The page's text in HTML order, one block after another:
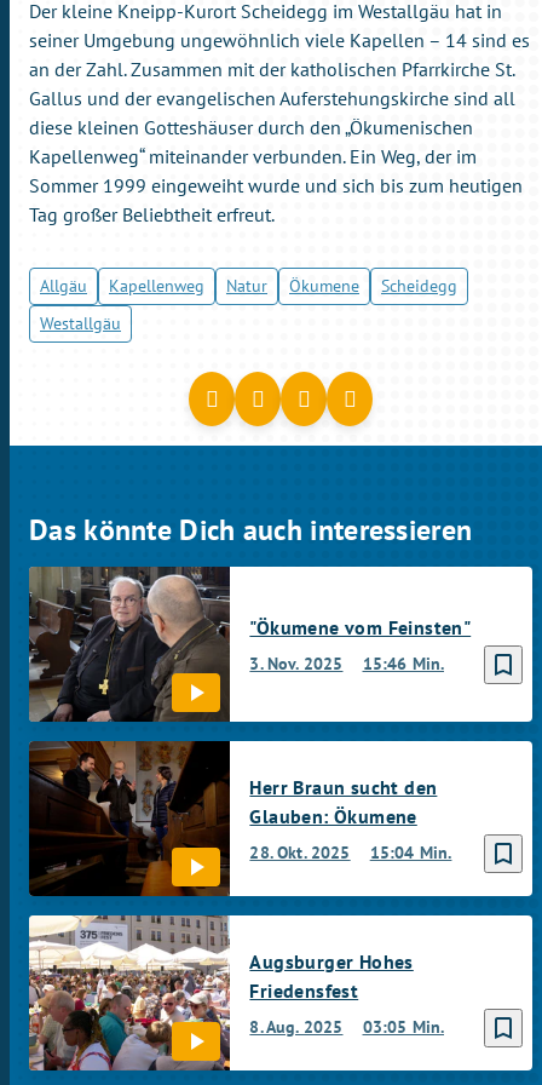
Der kleine Kneipp-Kurort Scheidegg im Westallgäu hat in
seiner Umgebung ungewöhnlich viele Kapellen – 14 sind es
an der Zahl. Zusammen mit der katholischen Pfarrkirche St.
Gallus und der evangelischen Auferstehungskirche sind all
diese kleinen Gotteshäuser durch den „Ökumenischen
Kapellenweg“ miteinander verbunden. Ein Weg, der im
Sommer 1999 eingeweiht wurde und sich bis zum heutigen
Tag großer Beliebtheit erfreut.
Allgäu Kapellenweg Natur Ökumene
Scheidegg
Westallgäu
Das könnte Dich auch interessieren
bookmark_border
3. Nov. 2025 15:46 Min.
"Ökumene vom Feinsten"
bookmark_border
28. Okt. 2025 15:04 Min.
Herr Braun sucht den
Glauben: Ökumene
bookmark_border
8. Aug. 2025 03:05 Min.
Augsburger Hohes
Friedensfest